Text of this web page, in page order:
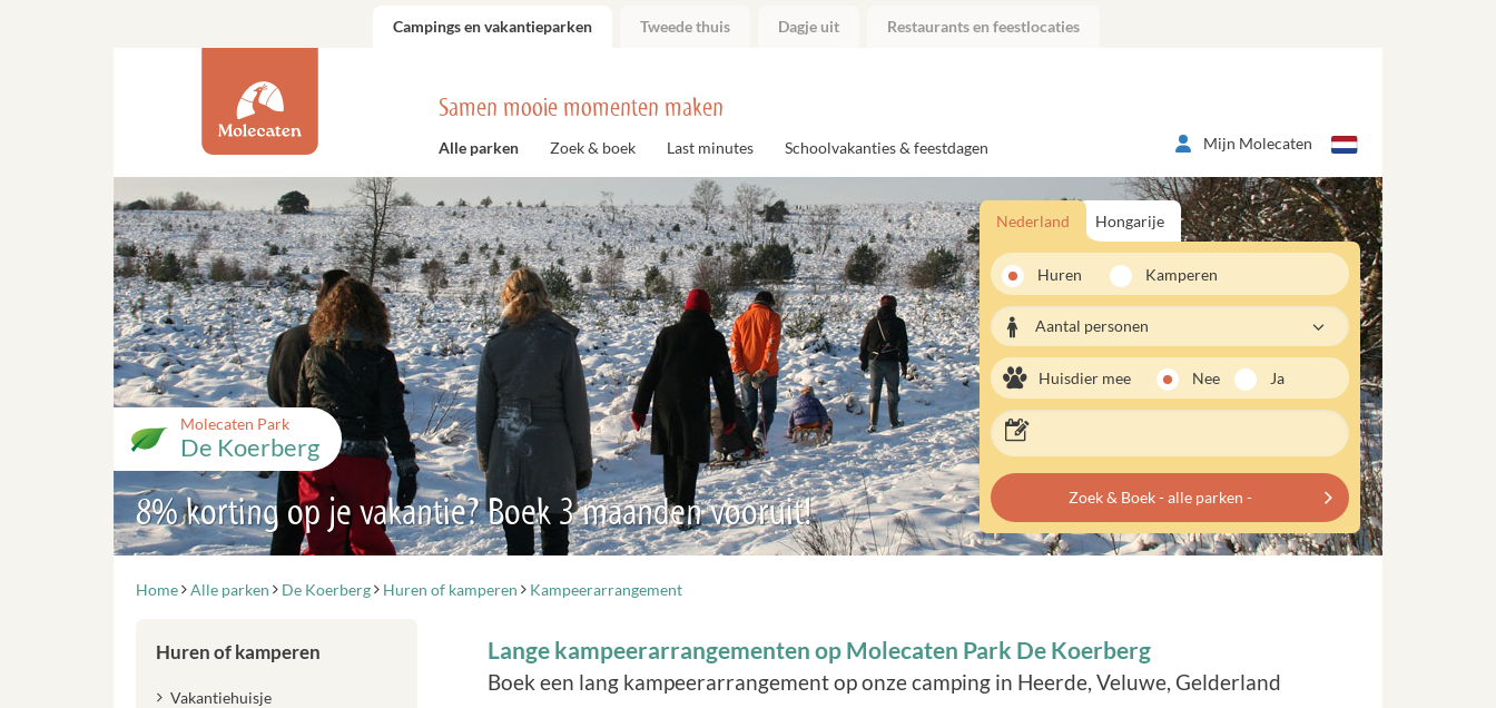
Campings en vakantieparken Tweede thuis Dagje uit Restaurants en feestlocaties
Samen mooie momenten maken
Alle parken Zoek & boek Last minutes Schoolvakanties & feestdagen Mijn Molecaten
Molecaten Park
De Koerberg
8% korting op je vakantie? Boek 3 maanden vooruit!
Nederland Hongarije
Huren Kamperen
Aantal personen
Huisdier mee Nee Ja
Zoek & Boek - alle parken -
Home Alle parken De Koerberg Huren of kamperen Kampeerarrangement
Lange kampeerarrangementen op Molecaten Park De Koerberg
Boek een lang kampeerarrangement op onze camping in Heerde, Veluwe, Gelderland
Huren of kamperen
Vakantiehuisje